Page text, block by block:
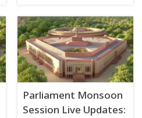
स्थगित
Parliament Monsoon
Session Live Updates: